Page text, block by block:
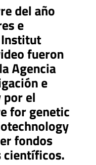
del año
e
fueron
Agencia
e
por el
for genetic
fondos
científicos.